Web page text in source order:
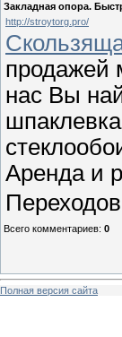
Закладная опора.
http://stroytorg.pro/
продажей
нас Вы
Аренда и
Переходов
Всего комментариев: 0
Полная версия сайта